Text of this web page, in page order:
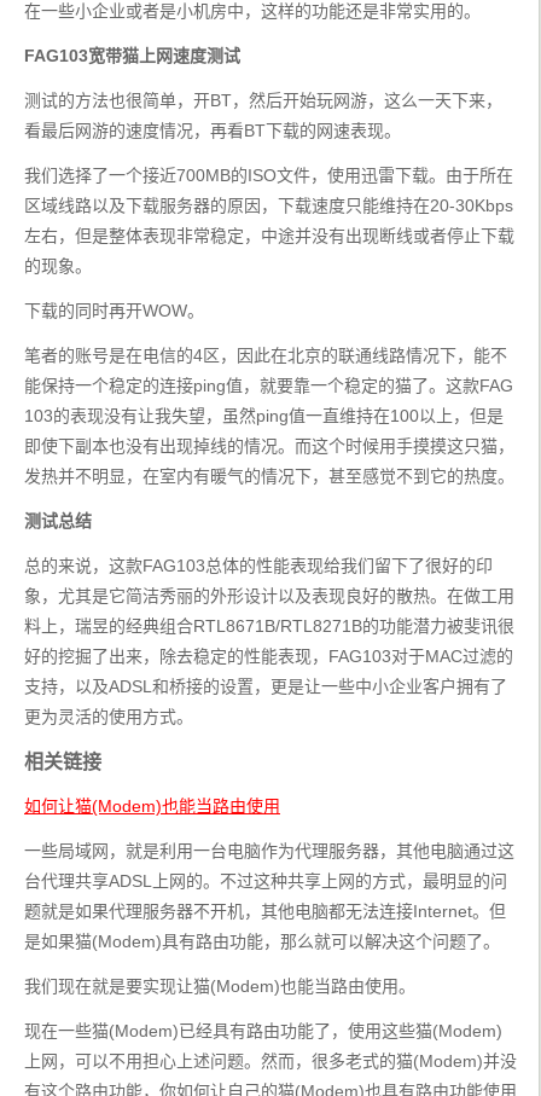
在一些小企业或者是小机房中，这样的功能还是非常实用的。
FAG103宽带猫上网速度测试
测试的方法也很简单，开BT，然后开始玩网游，这么一天下来，
看最后网游的速度情况，再看BT下载的网速表现。
我们选择了一个接近700MB的ISO文件，使用迅雷下载。由于所在
区域线路以及下载服务器的原因，下载速度只能维持在20-30Kbps
左右，但是整体表现非常稳定，中途并没有出现断线或者停止下载
的现象。
下载的同时再开WOW。
笔者的账号是在电信的4区，因此在北京的联通线路情况下，能不
能保持一个稳定的连接ping值，就要靠一个稳定的猫了。这款FAG
103的表现没有让我失望，虽然ping值一直维持在100以上，但是
即使下副本也没有出现掉线的情况。而这个时候用手摸摸这只猫，
发热并不明显，在室内有暖气的情况下，甚至感觉不到它的热度。
测试总结
总的来说，这款FAG103总体的性能表现给我们留下了很好的印
象，尤其是它简洁秀丽的外形设计以及表现良好的散热。在做工用
料上，瑞昱的经典组合RTL8671B/RTL8271B的功能潜力被斐讯很
好的挖掘了出来，除去稳定的性能表现，FAG103对于MAC过滤的
支持，以及ADSL和桥接的设置，更是让一些中小企业客户拥有了
更为灵活的使用方式。
相关链接
如何让猫(Modem)也能当路由使用
一些局域网，就是利用一台电脑作为代理服务器，其他电脑通过这
台代理共享ADSL上网的。不过这种共享上网的方式，最明显的问
题就是如果代理服务器不开机，其他电脑都无法连接Internet。但
是如果猫(Modem)具有路由功能，那么就可以解决这个问题了。
我们现在就是要实现让猫(Modem)也能当路由使用。
现在一些猫(Modem)已经具有路由功能了，使用这些猫(Modem)
上网，可以不用担心上述问题。然而，很多老式的猫(Modem)并没
有这个路由功能，你如何让自己的猫(Modem)也具有路由功能使用